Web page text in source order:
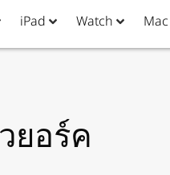
iPad Watch Mac
ยอร์ค